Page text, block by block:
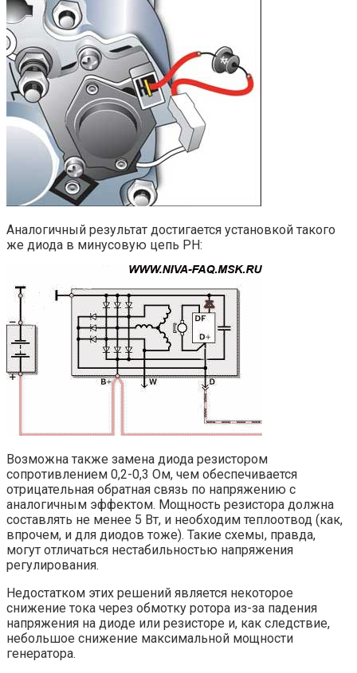
Аналогичный результат достигается установкой такого
же диода в минусовую цепь РН:
Возможна также замена диода резистором
сопротивлением 0,2-0,3 Ом, чем обеспечивается
отрицательная обратная связь по напряжению с
аналогичным эффектом. Мощность резистора должна
составлять не менее 5 Вт, и необходим теплоотвод (как,
впрочем, и для диодов тоже). Такие схемы, правда,
могут отличаться нестабильностью напряжения
регулирования.
Недостатком этих решений является некоторое
снижение тока через обмотку ротора из-за падения
напряжения на диоде или резисторе и, как следствие,
небольшое снижение максимальной мощности
генератора.